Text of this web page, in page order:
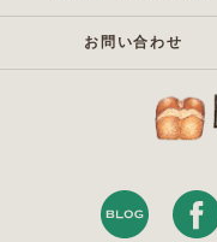
お問い合わせ